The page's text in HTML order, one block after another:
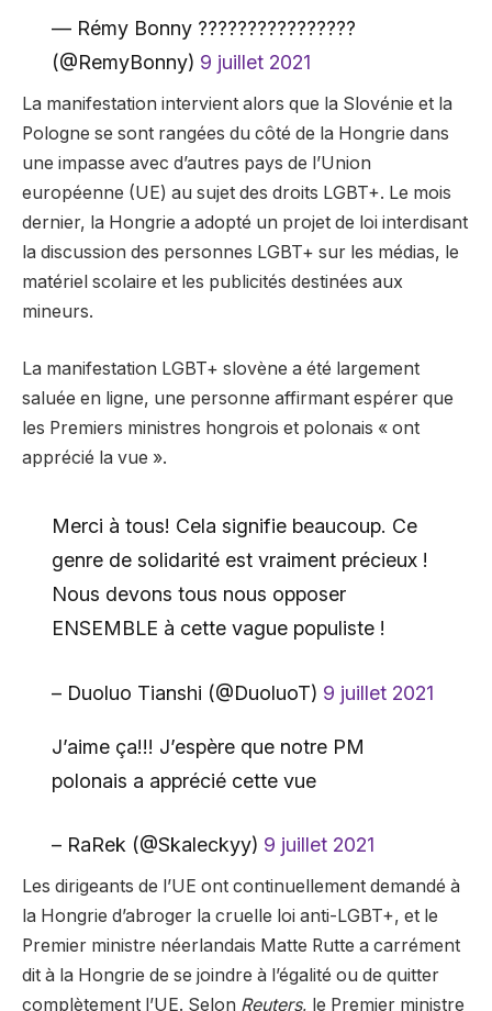
— Rémy Bonny ????️‍????????????
(@RemyBonny) 9 juillet 2021
La manifestation intervient alors que la Slovénie et la
Pologne se sont rangées du côté de la Hongrie dans
une impasse avec d’autres pays de l’Union
européenne (UE) au sujet des droits LGBT+. Le mois
dernier, la Hongrie a adopté un projet de loi interdisant
la discussion des personnes LGBT+ sur les médias, le
matériel scolaire et les publicités destinées aux
mineurs.
La manifestation LGBT+ slovène a été largement
saluée en ligne, une personne affirmant espérer que
les Premiers ministres hongrois et polonais « ont
apprécié la vue ».
Merci à tous! Cela signifie beaucoup. Ce
genre de solidarité est vraiment précieux !
Nous devons tous nous opposer
ENSEMBLE à cette vague populiste !
– Duoluo Tianshi (@DuoluoT) 9 juillet 2021
J’aime ça!!! J’espère que notre PM
polonais a apprécié cette vue
– RaRek (@Skaleckyy) 9 juillet 2021
Les dirigeants de l’UE ont continuellement demandé à
la Hongrie d’abroger la cruelle loi anti-LGBT+, et le
Premier ministre néerlandais Matte Rutte a carrément
dit à la Hongrie de se joindre à l’égalité ou de quitter
complètement l’UE. Selon Reuters, le Premier ministre